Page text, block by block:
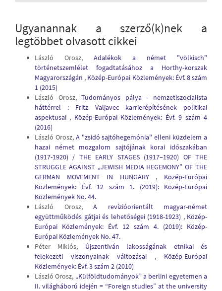
Ugyanannak a szerző(k)nek a
legtöbbet olvasott cikkei
László Orosz, Adalékok a német "völkisch"
történetszemlélet fogadtatásához a Horthy-korszak
Magyarországán , Közép-Európai Közlemények: Évf. 8 szám
1 (2015)
László Orosz,Tudományos pálya - nemzetiszocialista
háttérrel : Fritz Valjavec karrierépítésének politikai
aspektusai , Közép-Európai Közlemények: Évf. 9 szám 4
(2016)
László Orosz, A "zsidó sajtóhegemónia" elleni küzdelem a
hazai német mozgalom sajtójának korai időszakában
(1917-1920) / THE EARLY STAGES (1917–1920) OF THE
STRUGGLE AGAINST „JEWISH MEDIA HEGEMONY” OF THE
GERMAN MOVEMENT IN HUNGARY , Közép-Európai
Közlemények: Évf. 12 szám 1. (2019): Közép-Európai
Közlemények No. 44.
László Orosz, A revízióorientált magyar-német
együttműködés gátjai és lehetőségei (1918-1923) , Közép-
Európai Közlemények: Évf. 12 szám 4. (2019): Közép-
Európai Közlemények No. 47.
Péter Miklós, Újszentiván lakosságának etnikai és
felekezeti viszonyainak változásai , Közép-Európai
Közlemények: Évf. 3 szám 2 (2010)
László Orosz, „Külföldtudományok” a berlini egyetemen a
II. világháború idején = “Foreign studies” at the university